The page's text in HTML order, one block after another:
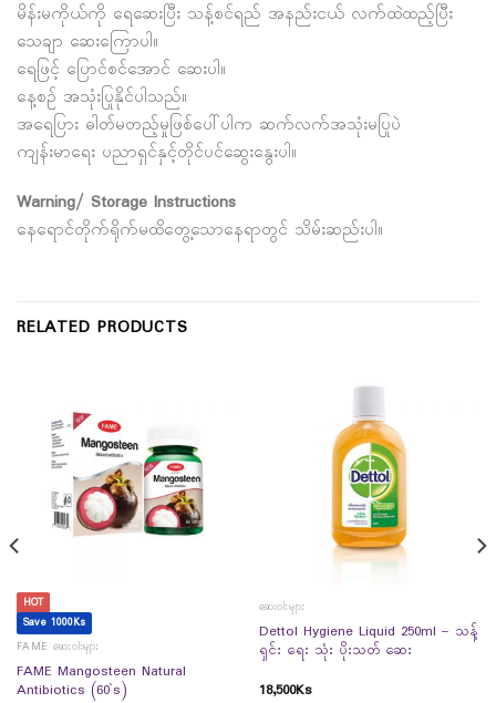
မိန်းမကိုယ်ကို ရေဆေးပြီး သန့်စင်ရည် အနည်းငယ် လက်ထဲထည့်ပြီး
သေချာ ဆေးကြောပါ။
ရေဖြင့် ပြောင်စင်အောင် ဆေးပါ။
နေ့စဉ် အသုံးပြုနိုင်ပါသည်။
အရေပြား ဓါတ်မတည့်မှုဖြစ်ပေါ်ပါက ဆက်လက်အသုံးမပြုပဲ
ကျန်းမာရေး ပညာရှင်နှင့်တိုင်ပင်ဆွေးနွေးပါ။
Warning/ Storage Instructions
နေရောင်တိုက်ရိုက်မထိတွေ့သောနေရာတွင် သိမ်းဆည်းပါ။
RELATED PRODUCTS
HOT
Save 1000Ks
FAME ဆေးဝါးများ
FAME Mangosteen Natural
Antibiotics (60`s)
ဆေးဝါးများ
Dettol Hygiene Liquid 250ml – သန့်
ရှင်း ရေး သုံး ပိုးသတ် ဆေး
18,500Ks